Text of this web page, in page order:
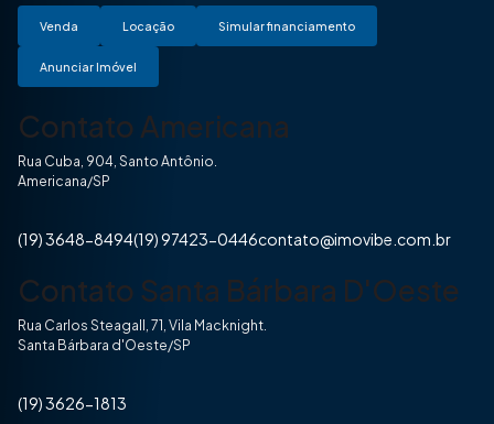
Venda Locação Simular financiamento
Anunciar Imóvel
Contato Americana
Rua Cuba, 904, Santo Antônio.
Americana/SP
(19) 3648-8494(19) 97423-0446contato@imovibe.com.br
Contato Santa Bárbara D'Oeste
Rua Carlos Steagall, 71, Vila Macknight.
Santa Bárbara d'Oeste/SP
(19) 3626-1813